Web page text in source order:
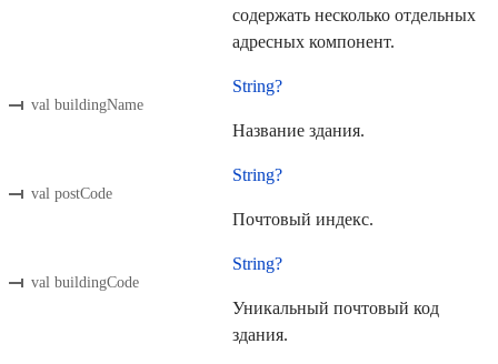
содержать несколько отдельных
адресных компонент.
val buildingName
String?
Название здания.
val postCode
String?
Почтовый индекс.
val buildingCode
String?
Уникальный почтовый код
здания.